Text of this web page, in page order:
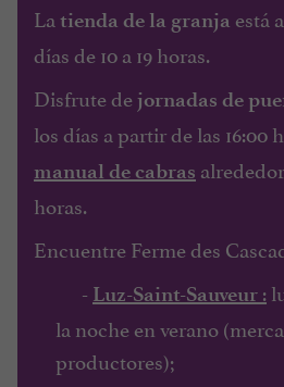
La tienda de la granja está
días de 10 a 19 horas.
Disfrute de jornadas de
los días a partir de las 16:00
manual de cabras
horas.
Encuentre Ferme des
- Luz-Saint-Sauveur :
la noche en verano
productores);